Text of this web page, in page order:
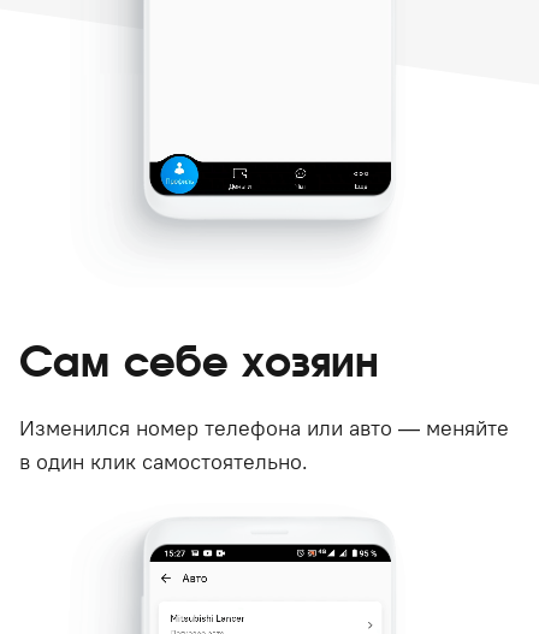
Сам себе хозяин
Изменился номер телефона или авто — меняйте
в один клик самостоятельно.